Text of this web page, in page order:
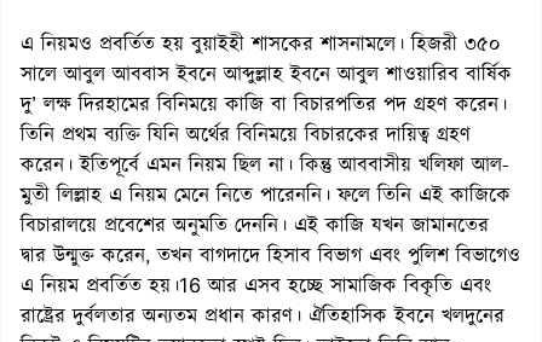
এ নিয়মও প্রবর্তিত হয় বুয়াইহী শাসকের শাসনামলে। হিজরী ৩৫০
সালে আবুল আববাস ইবনে আব্দুল্লাহ ইবনে আবুল শাওয়ারিব বার্ষিক
দু’ লক্ষ দিরহামের বিনিময়ে কাজি বা বিচারপতির পদ গ্রহণ করেন।
তিনি প্রথম ব্যক্তি যিনি অর্থের বিনিময়ে বিচারকের দায়িত্ব গ্রহণ
করেন। ইতিপূর্বে এমন নিয়ম ছিল না। কিন্তু আববাসীয় খলিফা আল-
মুতী লিল্লাহ এ নিয়ম মেনে নিতে পারেননি। ফলে তিনি এই কাজিকে
বিচারালয়ে প্রবেশের অনুমতি দেননি। এই কাজি যখন জামানতের
দ্বার উন্মুক্ত করেন, তখন বাগদাদে হিসাব বিভাগ এবং পুলিশ বিভাগেও
এ নিয়ম প্রবর্তিত হয়।16 আর এসব হচ্ছে সামাজিক বিকৃতি এবং
রাষ্ট্রের দুর্বলতার অন্যতম প্রধান কারণ। ঐতিহাসিক ইবনে খলদুনের